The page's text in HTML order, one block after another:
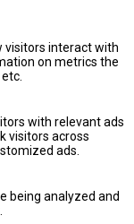
visitors interact with
on metrics the
with relevant ads
visitors across
ads.
being analyzed and